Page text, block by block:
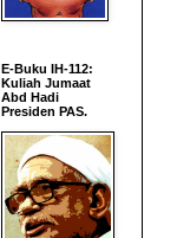
E-Buku IH-112:
Kuliah Jumaat
Abd Hadi
Presiden PAS.